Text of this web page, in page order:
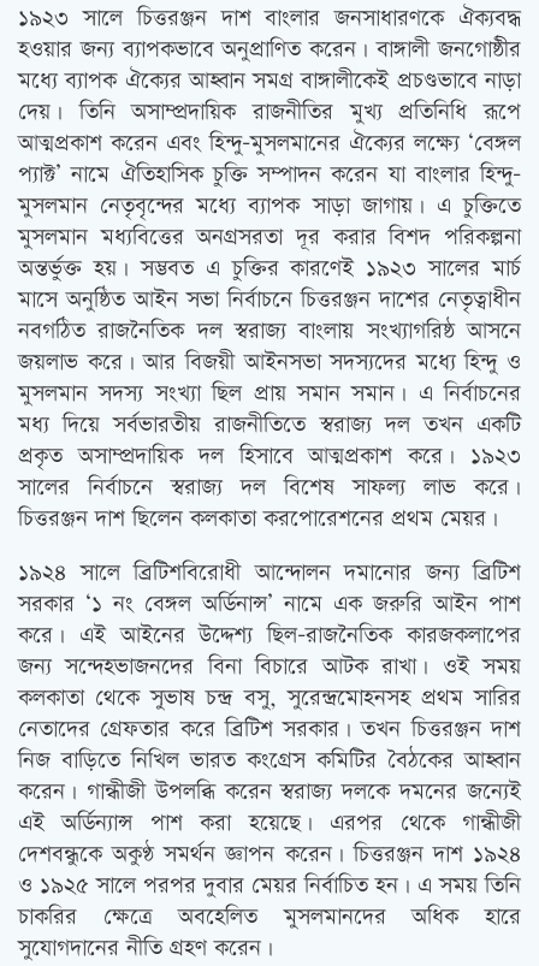
১৯২৩ সালে চিত্তরঞ্জন দাশ বাংলার জনসাধারণকে ঐক্যবদ্ধ
হওয়ার জন্য ব্যাপকভাবে অনুপ্রাণিত করেন। বাঙ্গালী জনগোষ্ঠীর
মধ্যে ব্যাপক ঐক্যের আহ্বান সমগ্র বাঙ্গালীকেই প্রচণ্ডভাবে নাড়া
দেয়। তিনি অসাম্প্রদায়িক রাজনীতির মুখ্য প্রতিনিধি রূপে
আত্মপ্রকাশ করেন এবং হিন্দু-মুসলমানের ঐক্যের লক্ষ্যে ‘বেঙ্গল
প্যাক্ট’ নামে ঐতিহাসিক চুক্তি সম্পাদন করেন যা বাংলার হিন্দু-
মুসলমান নেতৃবৃন্দের মধ্যে ব্যাপক সাড়া জাগায়। এ চুক্তিতে
মুসলমান মধ্যবিত্তের অনগ্রসরতা দূর করার বিশদ পরিকল্পনা
অন্তর্ভুক্ত হয়। সম্ভবত এ চুক্তির কারণেই ১৯২৩ সালের মার্চ
মাসে অনুষ্ঠিত আইন সভা নির্বাচনে চিত্তরঞ্জন দাশের নেতৃত্বাধীন
নবগঠিত রাজনৈতিক দল স্বরাজ্য বাংলায় সংখ্যাগরিষ্ঠ আসনে
জয়লাভ করে। আর বিজয়ী আইনসভা সদস্যদের মধ্যে হিন্দু ও
মুসলমান সদস্য সংখ্যা ছিল প্রায় সমান সমান। এ নির্বাচনের
মধ্য দিয়ে সর্বভারতীয় রাজনীতিতে স্বরাজ্য দল তখন একটি
প্রকৃত অসাম্প্রদায়িক দল হিসাবে আত্মপ্রকাশ করে। ১৯২৩
সালের নির্বাচনে স্বরাজ্য দল বিশেষ সাফল্য লাভ করে।
চিত্তরঞ্জন দাশ ছিলেন কলকাতা করপোরেশনের প্রথম মেয়র।
১৯২৪ সালে ব্রিটিশবিরোধী আন্দোলন দমানোর জন্য ব্রিটিশ
সরকার ‘১ নং বেঙ্গল অর্ডিনান্স’ নামে এক জরুরি আইন পাশ
করে। এই আইনের উদ্দেশ্য ছিল-রাজনৈতিক কারজকলাপের
জন্য সন্দেহভাজনদের বিনা বিচারে আটক রাখা। ওই সময়
কলকাতা থেকে সুভাষ চন্দ্র বসু, সুরেন্দ্রমোহনসহ প্রথম সারির
নেতাদের গ্রেফতার করে ব্রিটিশ সরকার। তখন চিত্তরঞ্জন দাশ
নিজ বাড়িতে নিখিল ভারত কংগ্রেস কমিটির বৈঠকের আহ্বান
করেন। গান্ধীজী উপলব্ধি করেন স্বরাজ্য দলকে দমনের জন্যেই
এই অর্ডিন্যান্স পাশ করা হয়েছে। এরপর থেকে গান্ধীজী
দেশবন্ধুকে অকুণ্ঠ সমর্থন জ্ঞাপন করেন। চিত্তরঞ্জন দাশ ১৯২৪
ও ১৯২৫ সালে পরপর দুবার মেয়র নির্বাচিত হন। এ সময় তিনি
চাকরির ক্ষেত্রে অবহেলিত মুসলমানদের অধিক হারে
সুযোগদানের নীতি গ্রহণ করেন।